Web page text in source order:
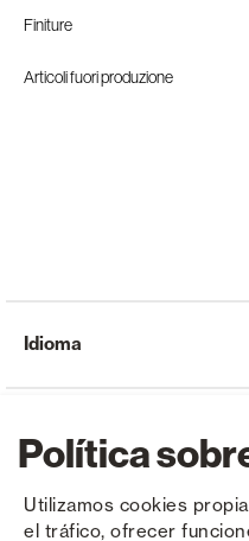
Política
Utilizamos cookies
el tráfico, ofrecer
Finiture
Articoli fuori produzione
Copyright © Saxun 2023 - 2026
Idioma